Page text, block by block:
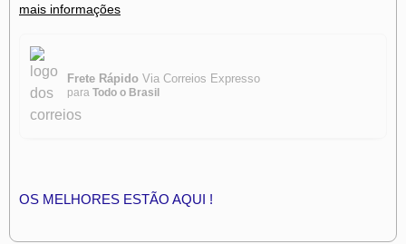
mais informações
Frete Rápido Via Correios Expresso
para Todo o Brasil
OS MELHORES ESTÃO AQUI !